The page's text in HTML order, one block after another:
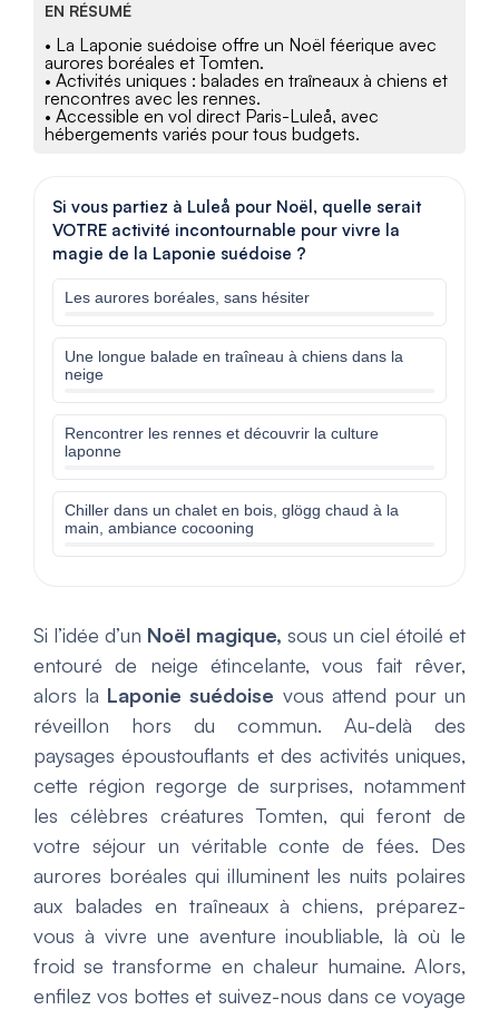
EN RÉSUMÉ
• La Laponie suédoise offre un Noël féerique avec
aurores boréales et Tomten.
• Activités uniques : balades en traîneaux à chiens et
rencontres avec les rennes.
• Accessible en vol direct Paris-Luleå, avec
hébergements variés pour tous budgets.
Si vous partiez à Luleå pour Noël, quelle serait
VOTRE activité incontournable pour vivre la
magie de la Laponie suédoise ?
Les aurores boréales, sans hésiter
Une longue balade en traîneau à chiens dans la
neige
Rencontrer les rennes et découvrir la culture
laponne
Chiller dans un chalet en bois, glögg chaud à la
main, ambiance cocooning
Si l’idée d’un Noël magique, sous un ciel étoilé et
entouré de neige étincelante, vous fait rêver,
alors la Laponie suédoise vous attend pour un
réveillon hors du commun. Au-delà des
paysages époustouflants et des activités uniques,
cette région regorge de surprises, notamment
les célèbres créatures Tomten, qui feront de
votre séjour un véritable conte de fées. Des
aurores boréales qui illuminent les nuits polaires
aux balades en traîneaux à chiens, préparez-
vous à vivre une aventure inoubliable, là où le
froid se transforme en chaleur humaine. Alors,
enfilez vos bottes et suivez-nous dans ce voyage